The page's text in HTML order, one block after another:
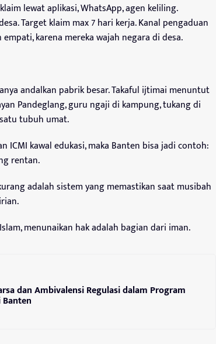
lewat aplikasi, WhatsApp, agen keliling.
Target klaim max 7 hari kerja. Kanal pengaduan
karena mereka wajah negara di desa.
andalkan pabrik besar. Takaful ijtimai menuntut
Pandeglang, guru ngaji di kampung, tukang di
tubuh umat.
ICMI kawal edukasi, maka Banten bisa jadi contoh:
rentan.
adalah sistem yang memastikan saat musibah
menunaikan hak adalah bagian dari iman.
dan Ambivalensi Regulasi dalam Program